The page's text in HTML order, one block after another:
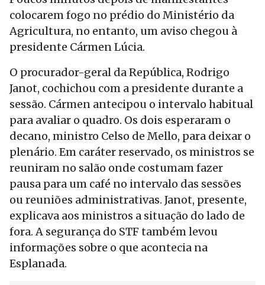
colocarem fogo no prédio do Ministério da
Agricultura, no entanto, um aviso chegou à
presidente Cármen Lúcia.
O procurador-geral da República, Rodrigo
Janot, cochichou com a presidente durante a
sessão. Cármen antecipou o intervalo habitual
para avaliar o quadro. Os dois esperaram o
decano, ministro Celso de Mello, para deixar o
plenário. Em caráter reservado, os ministros se
reuniram no salão onde costumam fazer
pausa para um café no intervalo das sessões
ou reuniões administrativas. Janot, presente,
explicava aos ministros a situação do lado de
fora. A segurança do STF também levou
informações sobre o que acontecia na
Esplanada.